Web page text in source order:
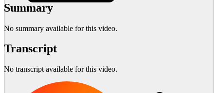
Summary
No summary available for this video.
Transcript
No transcript available for this video.